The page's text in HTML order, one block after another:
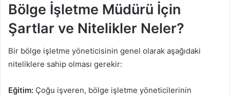
Bölge İşletme Müdürü İçin
Şartlar ve Nitelikler Neler?
Bir bölge işletme yöneticisinin genel olarak aşağıdaki
niteliklere sahip olması gerekir:
Eğitim: Çoğu işveren, bölge işletme yöneticilerinin